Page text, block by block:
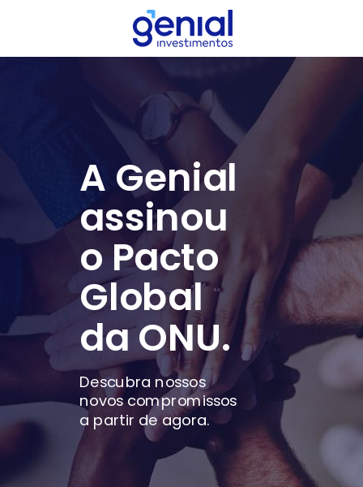
A Genial
assinou
o Pacto
Global
da ONU.
Descubra nossos
novos compromissos
a partir de agora.